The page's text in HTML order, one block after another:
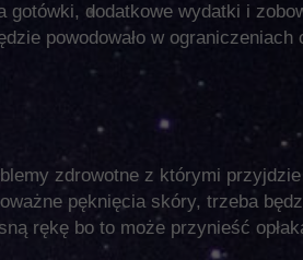
gotówki, dodatkowe wydatki i
powodowało w ograniczeniach
zdrowotne z którymi
pęknięcia skóry, trzeba
rękę bo to może przynieść